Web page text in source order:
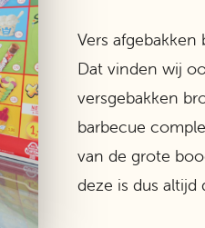
Vers
Dat vinden wij
versgebakken
barbecue
van de grote
deze is dus altijd